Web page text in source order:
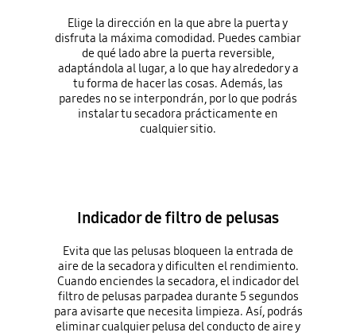
Elige la dirección en la que abre la puerta y
disfruta la máxima comodidad. Puedes cambiar
de qué lado abre la puerta reversible,
adaptándola al lugar, a lo que hay alrededor y a
tu forma de hacer las cosas. Además, las
paredes no se interpondrán, por lo que podrás
instalar tu secadora prácticamente en
cualquier sitio.
Indicador de filtro de pelusas
Evita que las pelusas bloqueen la entrada de
aire de la secadora y dificulten el rendimiento.
Cuando enciendes la secadora, el indicador del
filtro de pelusas parpadea durante 5 segundos
para avisarte que necesita limpieza. Así, podrás
eliminar cualquier pelusa del conducto de aire y